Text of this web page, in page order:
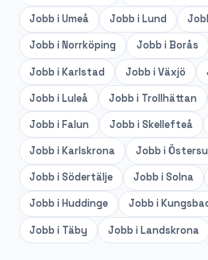
Jobb iUmeå Jobb iLund
Jobb iNorrköping Jobb iBorås
Jobb iKarlstad Jobb iVäxjö
Jobb iLuleå Jobb i Trollhättan
Jobb iFalun Jobb iSkellefteå
Jobb iKarlskrona Jobb i
Jobb iSödertälje Jobb iSolna
Jobb iHuddinge Jobb i
Jobb i Täby Jobb iLandskrona